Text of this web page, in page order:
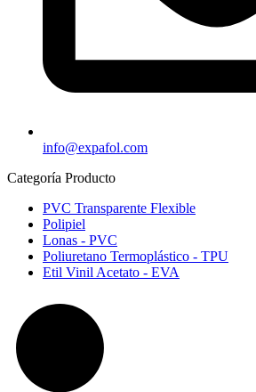
info@expafol.com
Categoría Producto
PVC Transparente Flexible​
Polipiel​
Lonas - PVC​
Poliuretano Termoplástico - TPU​
Etil Vinil Acetato - EVA​